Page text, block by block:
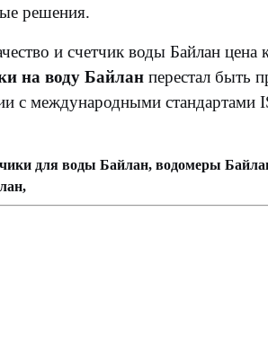
решения.
и счетчик воды Байлан цена
на воду Байлан перестал быть
с международными стандартами
для воды Байлан, водомеры